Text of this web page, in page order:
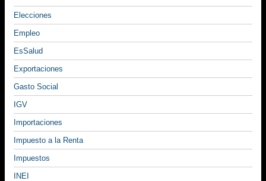
Elecciones
Empleo
EsSalud
Exportaciones
Gasto Social
IGV
Importaciones
Impuesto a la Renta
Impuestos
INEI